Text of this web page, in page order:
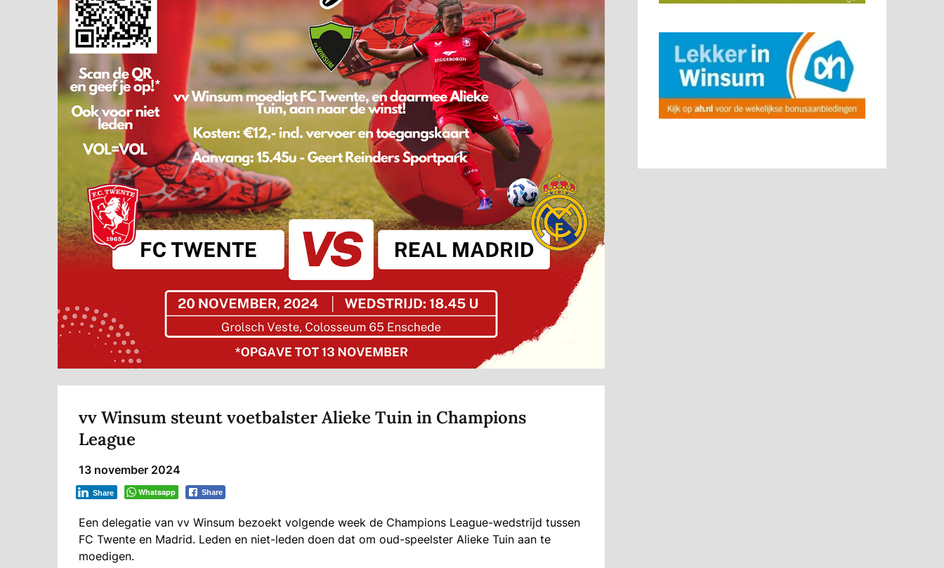
vv Winsum steunt voetbalster Alieke Tuin in Champions
League
13 november 2024
Whatsapp Share
Share
Een delegatie van vv Winsum bezoekt volgende week de Champions League-wedstrijd tussen
FC Twente en Madrid. Leden en niet-leden doen dat om oud-speelster Alieke Tuin aan te
moedigen.